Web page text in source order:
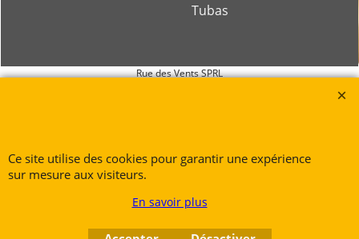
Tubas
Rue des Vents SPRL
@.contact@ruedesvents.com
Au capital de 10000€ - N°BE1007294916
Ce site utilise des cookies pour garantir une expérience
sur mesure aux visiteurs.
En savoir plus